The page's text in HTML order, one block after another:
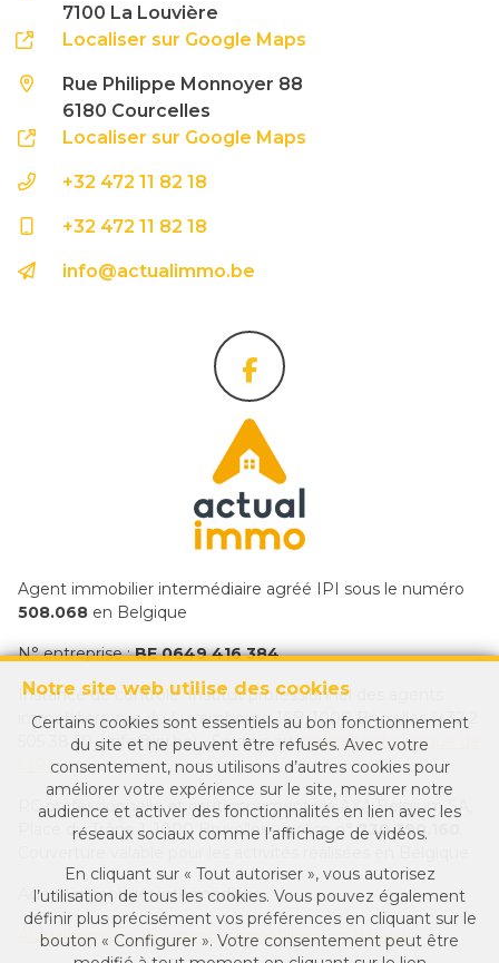
Notre site web utilise des cookies
Certains cookies sont essentiels au bon fonctionnement
du site et ne peuvent être refusés. Avec votre
consentement, nous utilisons d’autres cookies pour
améliorer votre expérience sur le site, mesurer notre
audience et activer des fonctionnalités en lien avec les
réseaux sociaux comme l’affichage de vidéos.
En cliquant sur « Tout autoriser », vous autorisez
l’utilisation de tous les cookies. Vous pouvez également
définir plus précisément vos préférences en cliquant sur le
bouton « Configurer ». Votre consentement peut être
7100 La Louvière
Localiser sur Google Maps
Rue Philippe Monnoyer 88
6180 Courcelles
Localiser sur Google Maps
+32 472 11 82 18
+32 472 11 82 18
info@actualimmo.be
Agent immobilier intermédiaire agréé IPI sous le numéro
508.068 en Belgique
N° entreprise :BE 0649 416 384
Instance de contrôle: Institut professionnel des agents
immobiliers, rue du Luxembourg 16B, 1000 Bruxelles (+32 2
505 38 50 - info@ipi.be) - Soumis aucode déontologique de
l’ IPI
RC professionnelle et cautionnement via AXA Belgium SA,
Place du Trône 1, 1000 Bruxelles – police n°730.390.160
Agent immobilier intermédiaire
Actualimmo, votre agence immobilière en Hainaut